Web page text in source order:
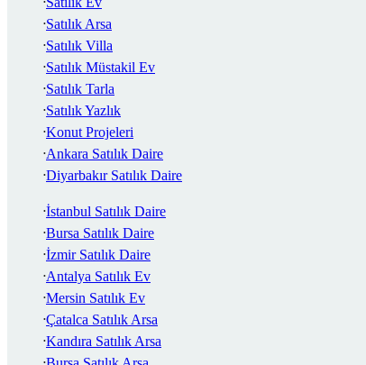
Satılık Arsa
Satılık Villa
Satılık Müstakil Ev
Satılık Tarla
Satılık Yazlık
Konut Projeleri
Ankara Satılık Daire
Diyarbakır Satılık Daire
İstanbul Satılık Daire
Bursa Satılık Daire
İzmir Satılık Daire
Antalya Satılık Ev
Mersin Satılık Ev
Çatalca Satılık Arsa
Kandıra Satılık Arsa